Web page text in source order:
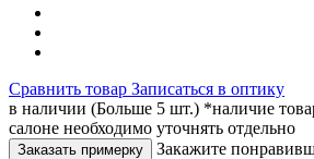
Сравнить товар Записаться в оптику
в наличии (Больше 5 шт.) *наличие
салоне необходимо уточнять отдельно
Заказать примерку
Закажите